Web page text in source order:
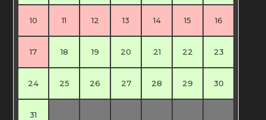
10 11 12 13 14 15 16
17 18 19 20 21 22 23
24 25 26 27 28 29 30
31